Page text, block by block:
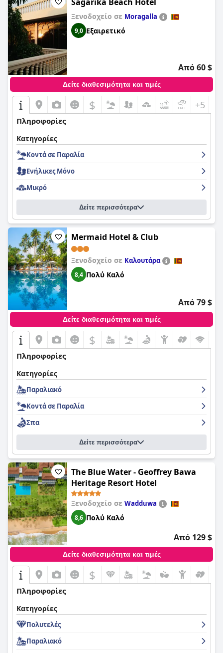
Ξενοδοχείο σε Moragalla
9,0 Εξαιρετικό
Από 60 $
Δείτε διαθεσιμότητα και τιμές
$ +5
Πληροφορίες
Κατηγορίες
Κοντά σε Παραλία
Ενήλικες Μόνο
Μικρό
Δείτε περισσότερα
Mermaid Hotel & Club
Ξενοδοχείο σε Καλουτάρα
8,4 Πολύ Καλό
Από 79 $
Δείτε διαθεσιμότητα και τιμές
$
Πληροφορίες
Κατηγορίες
Παραλιακό
Κοντά σε Παραλία
Σπα
Δείτε περισσότερα
The Blue Water - Geoffrey Bawa
Heritage Resort Hotel
Ξενοδοχείο σε Wadduwa
8,6 Πολύ Καλό
Από 129 $
Δείτε διαθεσιμότητα και τιμές
$
Πληροφορίες
Κατηγορίες
Πολυτελές
Παραλιακό